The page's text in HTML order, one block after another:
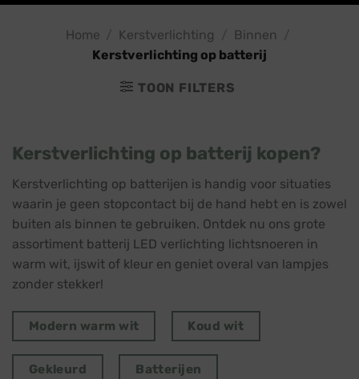
Home Kerstverlichting Binnen
Kerstverlichting op batterij
TOON FILTERS
Kerstverlichting op batterij kopen?
Kerstverlichting op batterijen is handig voor situaties
waarin je geen stopcontact bij de hand hebt en is zowel
buiten als binnen te gebruiken. Ontdek nu ons grote
assortiment batterij LED verlichting lichtsnoeren in
warm wit, ijswit of kleur en geniet overal van lampjes
zonder stekker!
Modern warm wit Koud wit
Gekleurd Batterijen